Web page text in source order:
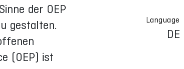
der OEP
gestalten.
(OEP) ist
Language
DE